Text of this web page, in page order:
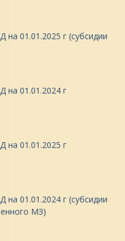
01.01.2025 г (субсидии
на 01.01.2024 г
на 01.01.2025 г
01.01.2024 г (субсидии
МЗ)